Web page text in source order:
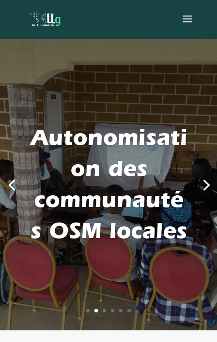
Autonomisati
on des
communauté
s OSM locales